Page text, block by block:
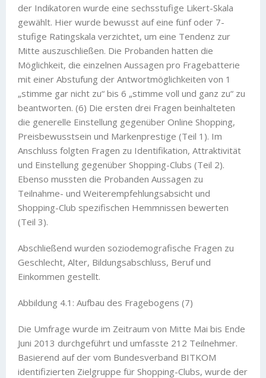
der Indikatoren wurde eine sechsstufige Likert-Skala
gewählt. Hier wurde bewusst auf eine fünf oder 7-
stufige Ratingskala verzichtet, um eine Tendenz zur
Mitte auszuschließen. Die Probanden hatten die
Möglichkeit, die einzelnen Aussagen pro Fragebatterie
mit einer Abstufung der Antwortmöglichkeiten von 1
„stimme gar nicht zu“ bis 6 „stimme voll und ganz zu“ zu
beantworten. (6) Die ersten drei Fragen beinhalteten
die generelle Einstellung gegenüber Online Shopping,
Preisbewusstsein und Markenprestige (Teil 1). Im
Anschluss folgten Fragen zu Identifikation, Attraktivität
und Einstellung gegenüber Shopping-Clubs (Teil 2).
Ebenso mussten die Probanden Aussagen zu
Teilnahme- und Weiterempfehlungsabsicht und
Shopping-Club spezifischen Hemmnissen bewerten
(Teil 3).
Abschließend wurden soziodemografische Fragen zu
Geschlecht, Alter, Bildungsabschluss, Beruf und
Einkommen gestellt.
Abbildung 4.1: Aufbau des Fragebogens (7)
Die Umfrage wurde im Zeitraum von Mitte Mai bis Ende
Juni 2013 durchgeführt und umfasste 212 Teilnehmer.
Basierend auf der vom Bundesverband BITKOM
identifizierten Zielgruppe für Shopping-Clubs, wurde der